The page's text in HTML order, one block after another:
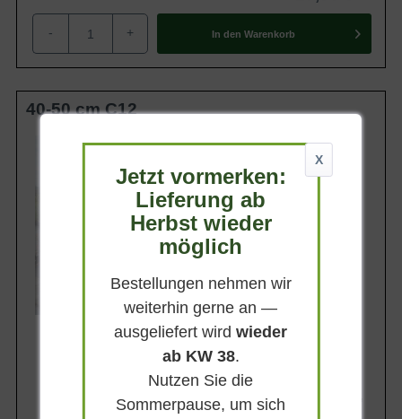
- + In den Warenkorb
40-50 cm C12
Wuchsendhöhe
Belaubung
Immergrün
Blatt- / Nadelfarbe
Sattgrün
Rinde
X
Jetzt vormerken:
Lieferung ab
Herbst wieder
möglich
Bestellungen nehmen wir
weiterhin gerne an —
ausgeliefert wirdwieder
ab KW 38.
Nutzen Sie die
Sommerpause, um sich